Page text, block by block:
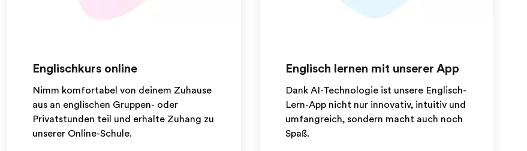
Englischkurs online
Nimm komfortabel von deinem Zuhause
aus an englischen Gruppen- oder
Privatstunden teil und erhalte Zuhang zu
unserer Online-Schule.
Englisch lernen mit unserer App
Dank AI-Technologie ist unsere Englisch-
Lern-App nicht nur innovativ, intuitiv und
umfangreich, sondern macht auch noch
Spaß.